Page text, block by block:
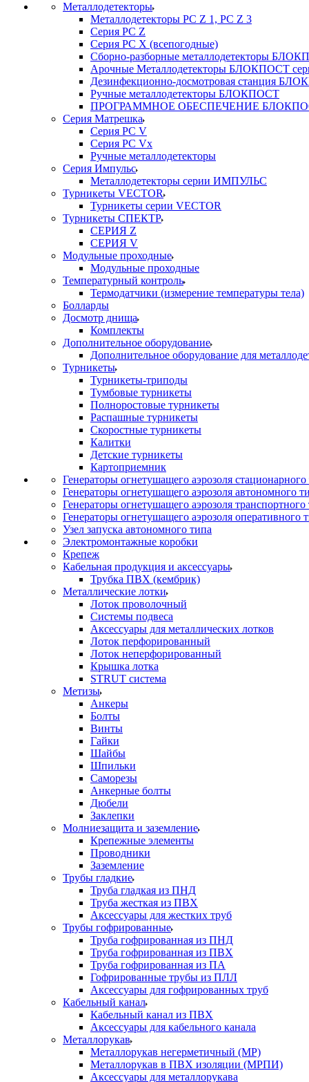
Металлодетекторы
Металлодетекторы РС Z 1, PC Z 3
Серия РС Z
Серия РС X (всепогодные)
Сборно-разборные металлодетекторы
Арочные Металлодетекторы БЛОКПОСТ
Дезинфекционно-досмотровая станция
Ручные металлодетекторы БЛОКПОСТ
ПРОГРАММНОЕ ОБЕСПЕЧЕНИЕ
Серия Матрешка
Серия PC V
Серия PC Vx
Ручные металлодетекторы
Серия Импульс
Металлодетекторы серии ИМПУЛЬС
Турникеты VECTOR
Турникеты серии VECTOR
Турникеты СПЕКТР
СЕРИЯ Z
СЕРИЯ V
Модульные проходные
Модульные проходные
Температурный контроль
Термодатчики (измерение температуры тела)
Болларды
Досмотр днища
Комплекты
Дополнительное оборудование
Дополнительное оборудование для
Турникеты
Турникеты-триподы
Тумбовые турникеты
Полноростовые турникеты
Распашные турникеты
Скоростные турникеты
Калитки
Детские турникеты
Картоприемник
Генераторы огнетушащего аэрозоля стационарного
Генераторы огнетушащего аэрозоля автономного
Генераторы огнетушащего аэрозоля транспортного
Генераторы огнетушащего аэрозоля оперативного
Узел запуска автономного типа
Электромонтажные коробки
Крепеж
Кабельная продукция и аксессуары
Трубка ПВХ (кембрик)
Металлические лотки
Лоток проволочный
Системы подвеса
Аксессуары для металлических лотков
Лоток перфорированный
Лоток неперфорированный
Крышка лотка
STRUT система
Метизы
Анкеры
Болты
Винты
Гайки
Шайбы
Шпильки
Саморезы
Анкерные болты
Дюбели
Заклепки
Молниезащита и заземление
Крепежные элементы
Проводники
Заземление
Трубы гладкие
Труба гладкая из ПНД
Труба жесткая из ПВХ
Аксессуары для жестких труб
Трубы гофрированные
Труба гофрированная из ПНД
Труба гофрированная из ПВХ
Труба гофрированная из ПА
Гофрированные трубы из ПЛЛ
Аксессуары для гофрированных труб
Кабельный канал
Кабельный канал из ПВХ
Аксессуары для кабельного канала
Металлорукав
Металлорукав негерметичный (МР)
Металлорукав в ПВХ изоляции (МРПИ)
Аксессуары для металлорукава